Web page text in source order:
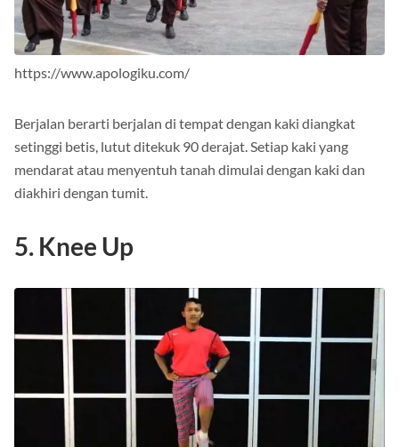
https://www.apologiku.com/
Berjalan berarti berjalan di tempat dengan kaki diangkat
setinggi betis, lutut ditekuk 90 derajat. Setiap kaki yang
mendarat atau menyentuh tanah dimulai dengan kaki dan
diakhiri dengan tumit.
5. Knee Up